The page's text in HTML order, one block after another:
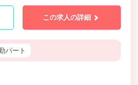
この求人の詳細
パート